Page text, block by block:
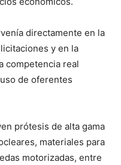
directamente en la
y en la
competencia real
de oferentes
prótesis de alta gama
materiales para
motorizadas, entre